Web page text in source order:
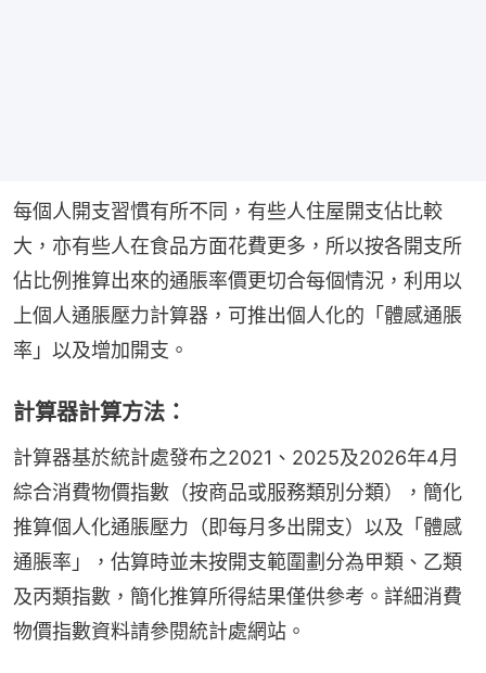
每個人開支習慣有所不同，有些人住屋開支佔比較
大，亦有些人在食品方面花費更多，所以按各開支所
佔比例推算出來的通脹率價更切合每個情況，利用以
上個人通脹壓力計算器，可推出個人化的「體感通脹
率」以及增加開支。
計算器計算方法：
計算器基於統計處發布之2021、2025及2026年4月
綜合消費物價指數（按商品或服務類別分類），簡化
推算個人化通脹壓力（即每月多出開支）以及「體感
通脹率」，估算時並未按開支範圍劃分為甲類、乙類
及丙類指數，簡化推算所得結果僅供參考。詳細消費
物價指數資料請參閱統計處網站。